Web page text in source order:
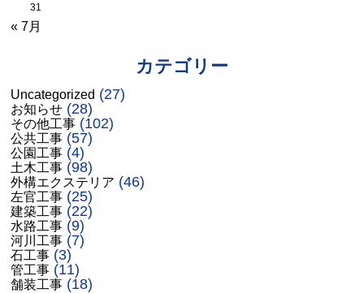
31
« 7月
カテゴリー
Uncategorized (27)
お知らせ (28)
その他工事 (102)
公共工事 (57)
公園工事 (4)
土木工事 (98)
外構エクステリア (46)
左官工事 (25)
建築工事 (22)
水路工事 (9)
河川工事 (7)
石工事 (3)
管工事 (11)
舗装工事 (18)